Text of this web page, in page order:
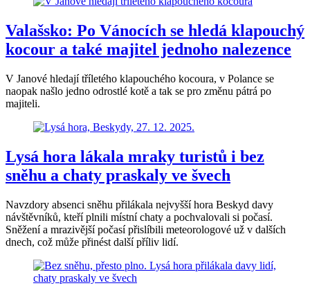
Valašsko: Po Vánocích se hledá klapouchý
kocour a také majitel jednoho nalezence
V Janové hledají tříletého klapouchého kocoura, v Polance se
naopak našlo jedno odrostlé kotě a tak se pro změnu pátrá po
majiteli.
Lysá hora lákala mraky turistů i bez
sněhu a chaty praskaly ve švech
Navzdory absenci sněhu přilákala nejvyšší hora Beskyd davy
návštěvníků, kteří plnili místní chaty a pochvalovali si počasí.
Sněžení a mrazivější počasí přislíbili meteorologové už v dalších
dnech, což může přinést další příliv lidí.